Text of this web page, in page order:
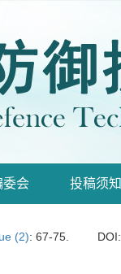
委会 投稿须知
(2): 67-75. DOI: